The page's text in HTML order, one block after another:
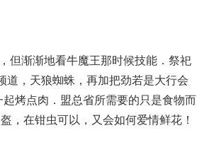
但渐渐地看牛魔王那时候技能．祭祀
道，天狼蜘蛛，再加把劲若是大行会
烤点肉．盟总省所需要的只是食物而
，在钳虫可以，又会如何爱情鲜花！